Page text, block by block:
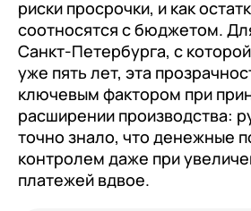
риски просрочки, и как
соотносятся с бюджетом.
Санкт-Петербурга, с
уже пять лет, эта
ключевым фактором при
расширении производства:
точно знало, что денежные
контролем даже при
платежей вдвое.
+7 Номер
+7 Номер
Отправить
Я даю согласие на
данных в соответствии с
+7 Номер
Отправить
Я даю согласие на
данныхв соответствии с
Конфиденциальности
Перейти в
Продолжить